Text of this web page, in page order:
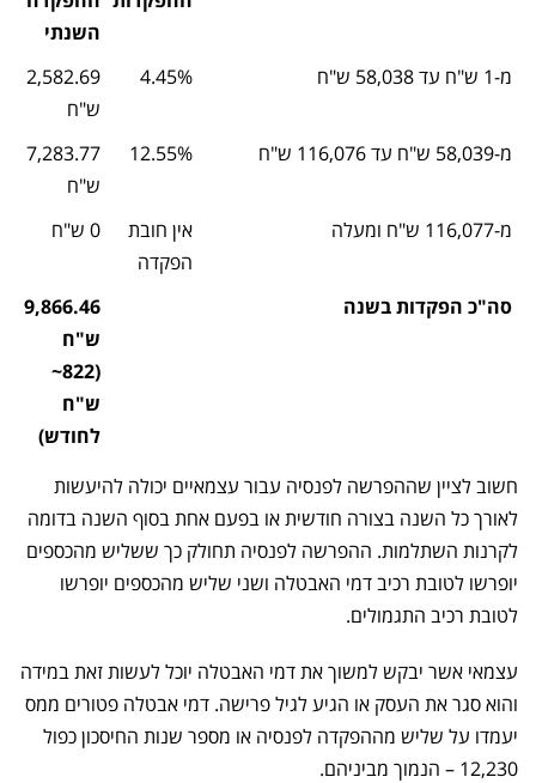
השנתי
מ-1 ש"ח עד 58,038 ש"ח
4.45%
2,582.69
ש"ח
מ-58,039 ש"ח עד 116,076 ש"ח
12.55%
7,283.77
ש"ח
מ-116,077 ש"ח ומעלה
אין חובת
הפקדה
0 ש"ח
סה"כ הפקדות בשנה
9,866.46
ש"ח
(822~
ש"ח
לחודש)
חשוב לציין שההפרשה לפנסיה עבור עצמאיים יכולה להיעשות
לאורך כל השנה בצורה חודשית או בפעם אחת בסוף השנה בדומה
לקרנות השתלמות. ההפרשה לפנסיה תחולק כך ששליש מהכספים
יופרשו לטובת רכיב דמי האבטלה ושני שליש מהכספים יופרשו
לטובת רכיב התגמולים.
עצמאי אשר יבקש למשוך את דמי האבטלה יוכל לעשות זאת במידה
והוא סגר את העסק או הגיע לגיל פרישה. דמי אבטלה פטורים ממס
יעמדו על שליש מההפקדה לפנסיה או מספר שנות החיסכון כפול
12,230 – הנמוך מביניהם.